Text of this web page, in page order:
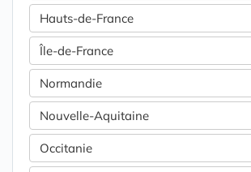
Hauts-de-France
Île-de-France
Normandie
Nouvelle-Aquitaine
Occitanie